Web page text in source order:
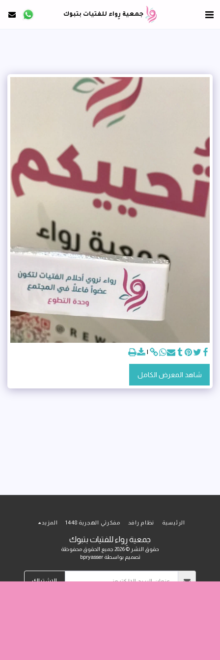
جمعية رِواء للفتيات بتبوك
شاهد المعرض الكامل
جمعية رِواء للفتيات بتبوك
حقوق النشر © 2026 جميع الحقوق محفوظة
تصميم بواسطةbpryasser
الرئيسية نظام رافد مفكرتي الهجرية 1448 المزيد
الاشتراك